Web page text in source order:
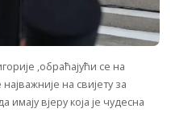
,обраћајући се на
на свијету за
вјеру која је чудесна